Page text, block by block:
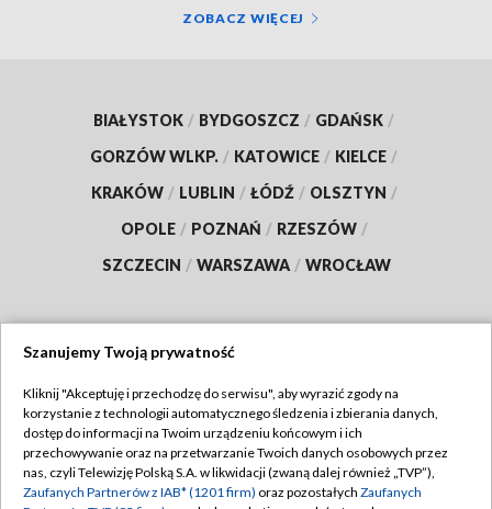
ZOBACZ WIĘCEJ
BIAŁYSTOK / BYDGOSZCZ / GDAŃSK /
GORZÓW WLKP. / KATOWICE / KIELCE /
KRAKÓW / LUBLIN / ŁÓDŹ / OLSZTYN /
OPOLE / POZNAŃ / RZESZÓW /
SZCZECIN / WARSZAWA / WROCŁAW
TVP
Abonament TVP
Emisja w TVP
Regulamin TVP
Polityka prywatności
Szanujemy Twoją prywatność
Kliknij "Akceptuję i przechodzę do serwisu", aby wyrazić zgody na
korzystanie z technologii automatycznego śledzenia i zbierania danych,
dostęp do informacji na Twoim urządzeniu końcowym i ich
przechowywanie oraz na przetwarzanie Twoich danych osobowych przez
nas, czyli Telewizję Polską S.A. w likwidacji (zwaną dalej również „TVP”),
Zaufanych Partnerów z IAB* (1201 firm) oraz pozostałych Zaufanych